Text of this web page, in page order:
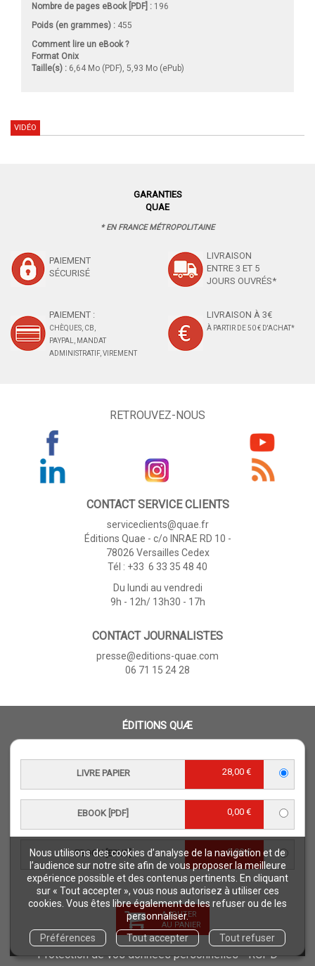
Nous utilisons des cookies d’analyse de la navigation et de
l’audience sur notre site afin de vous proposer la meilleure
expérience possible et des contenus pertinents. En cliquant
sur « Tout accepter », vous nous autorisez à utiliser ces
cookies. Vous êtes libre également de les refuser ou de les
personnaliser.
Préférences
Tout accepter Tout refuser
LIVRE PAPIER 28,00 €
EBOOK [PDF] 0,00 €
EBOOK [EPUB] 0,00 €
AJOUTER
AU PANIER
Nombre de pages eBook [PDF] : 196
Poids (en grammes) : 455
Comment lire un eBook ?
Format Onix
Taille(s) : 6,64 Mo (PDF), 5,93 Mo (ePub)
VIDÉO
GARANTIES
QUAE
* EN FRANCE MÉTROPOLITAINE
PAIEMENT
SÉCURISÉ
LIVRAISON
ENTRE 3 ET 5
JOURS OUVRÉS*
PAIEMENT :
CHÈQUES, CB,
PAYPAL, MANDAT
ADMINISTRATIF, VIREMENT
LIVRAISON À 3€
À PARTIR DE 50 € D'ACHAT*
RETROUVEZ-NOUS
CONTACT SERVICE CLIENTS
serviceclients@quae.fr
Éditions Quae - c/o INRAE RD 10 -
78026 Versailles Cedex
Tél : +33 6 33 35 48 40
Du lundi au vendredi
9h - 12h/ 13h30 - 17h
CONTACT JOURNALISTES
presse@editions-quae.com
06 71 15 24 28
ÉDITIONS QUÆ
Téléchargements
Comment commander ?
Où trouver nos ouvrages ?
Contact
Comment lire un ebook ?
Conseil scientifique et éditorial
Charte d’éthique éditoriale
Questions fréquentes
Protection de vos données personnelles - RGPD